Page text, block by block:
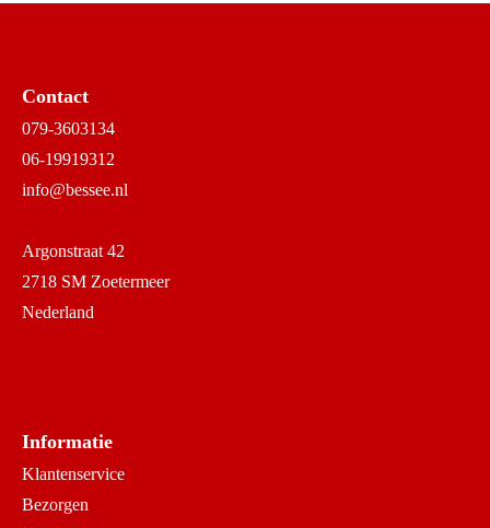
Contact
079-3603134
06-19919312
info@bessee.nl
Argonstraat 42
2718 SM Zoetermeer
Nederland
Informatie
Klantenservice
Bezorgen